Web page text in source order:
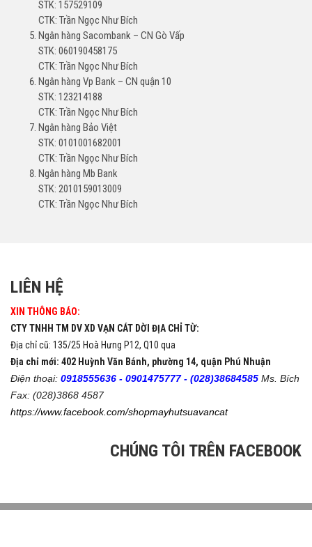
STK: 157529109
CTK: Trần Ngọc Như Bích
Ngân hàng Sacombank – CN Gò Vấp
STK: 060190458175
CTK: Trần Ngọc Như Bích
Ngân hàng Vp Bank – CN quận 10
STK: 123214188
CTK: Trần Ngọc Như Bích
Ngân hàng Bảo Việt
STK: 0101001682001
CTK: Trần Ngọc Như Bích
Ngân hàng Mb Bank
STK: 2010159013009
CTK: Trần Ngọc Như Bích
LIÊN HỆ
XIN THÔNG BÁO:
CTY TNHH TM DV XD VẠN CÁT DỜI ĐỊA CHỈ TỪ:
Địa chỉ cũ: 135/25 Hoà Hưng P12, Q10 qua
Địa chỉ mới: 402 Huỳnh Văn Bánh, phường 14, quận Phú Nhuận
Điện thoại: 0918555636 - 0901475777 - (028)38684585 Ms. Bích
Fax: (028)3868 4587
https://www.facebook.com/shopmayhutsuavancat
CHÚNG TÔI TRÊN FACEBOOK